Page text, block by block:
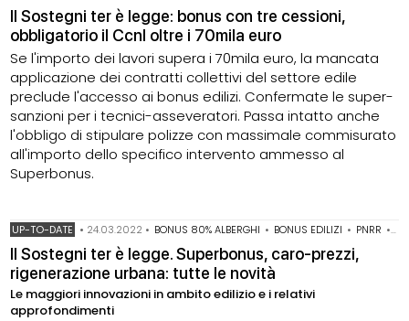
Il Sostegni ter è legge: bonus con tre cessioni,
obbligatorio il Ccnl oltre i 70mila euro
Se l'importo dei lavori supera i 70mila euro, la mancata
applicazione dei contratti collettivi del settore edile
preclude l'accesso ai bonus edilizi. Confermate le super-
sanzioni per i tecnici-asseveratori. Passa intatto anche
l'obbligo di stipulare polizze con massimale commisurato
all'importo dello specifico intervento ammesso al
Superbonus.
UP-TO-DATE • 24.03.2022 • BONUS 80% ALBERGHI • BONUS EDILIZI • PNRR •
Il Sostegni ter è legge. Superbonus, caro-prezzi,
rigenerazione urbana: tutte le novità
Le maggiori innovazioni in ambito edilizio e i relativi
approfondimenti